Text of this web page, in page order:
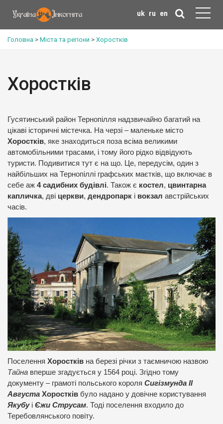
uk ru en
Головна > Міста та регіони > Хоростків
Хоростків
Гусятинський район Тернопілля надзвичайно багатий на
цікаві історичні містечка. На черзі – маленьке місто
Хоростків, яке знаходиться поза всіма великими
автомобільними трасами, і тому його рідко відвідують
туристи. Подивитися тут є на що. Це, передусім, один з
найбільших на Тернопіллі графських маєтків, що включає в
себе аж 4 садибних будівлі. Також є костел, цвинтарна
капличка, дві церкви, дендропарк і вокзал австрійських
часів.
Поселення Хоростків на березі річки з таємничою назвою
Тайна вперше згадується у 1564 році. Згідно тому
документу – грамоті польського короля Сигізмунда ІІ
Августа Хоростків було надано у довічне користування
Якубу і Єжи Струсам. Тоді поселення входило до
Теребовлянського повіту.